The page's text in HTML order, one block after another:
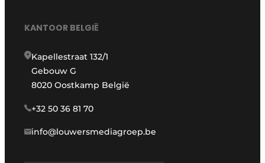
KANTOOR BELGIË
Kapellestraat 132/1
Gebouw G
8020 Oostkamp België
+32 50 36 81 70
info@louwersmediagroep.be